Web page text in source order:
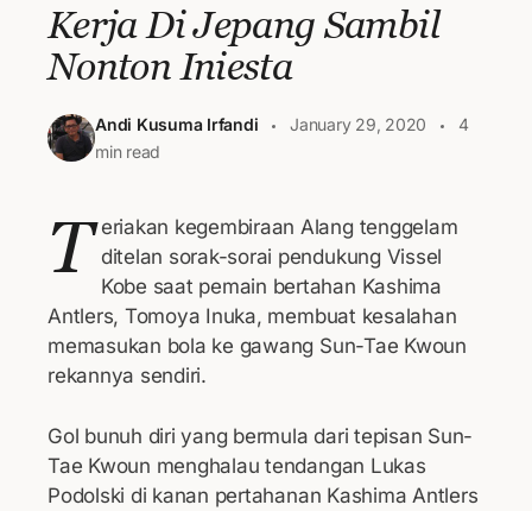
Kerja Di Jepang Sambil
Nonton Iniesta
Andi Kusuma Irfandi January 29, 2020
4
min read
T eriakan kegembiraan Alang tenggelam
ditelan sorak-sorai pendukung Vissel
Kobe saat pemain bertahan Kashima
Antlers, Tomoya Inuka, membuat kesalahan
memasukan bola ke gawang Sun-Tae Kwoun
rekannya sendiri.
Gol bunuh diri yang bermula dari tepisan Sun-
Tae Kwoun menghalau tendangan Lukas
Podolski di kanan pertahanan Kashima Antlers